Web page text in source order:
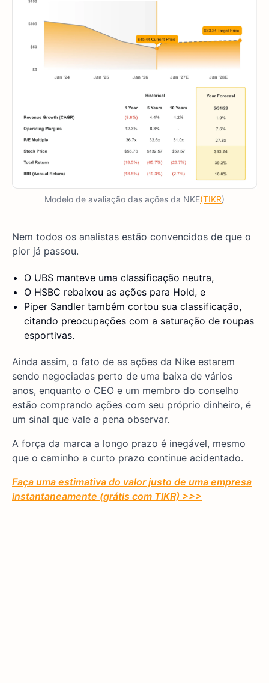
Modelo de avaliação das ações da NKE(TIKR)
Nem todos os analistas estão convencidos de que o
pior já passou.
O UBS manteve uma classificação neutra,
O HSBC rebaixou as ações para Hold, e
Piper Sandler também cortou sua classificação,
citando preocupações com a saturação de roupas
esportivas.
Ainda assim, o fato de as ações da Nike estarem
sendo negociadas perto de uma baixa de vários
anos, enquanto o CEO e um membro do conselho
estão comprando ações com seu próprio dinheiro, é
um sinal que vale a pena observar.
A força da marca a longo prazo é inegável, mesmo
que o caminho a curto prazo continue acidentado.
Faça uma estimativa do valor justo de uma empresa
instantaneamente (grátis com TIKR) >>>